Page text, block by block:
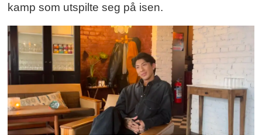
kamp som utspilte seg på isen.